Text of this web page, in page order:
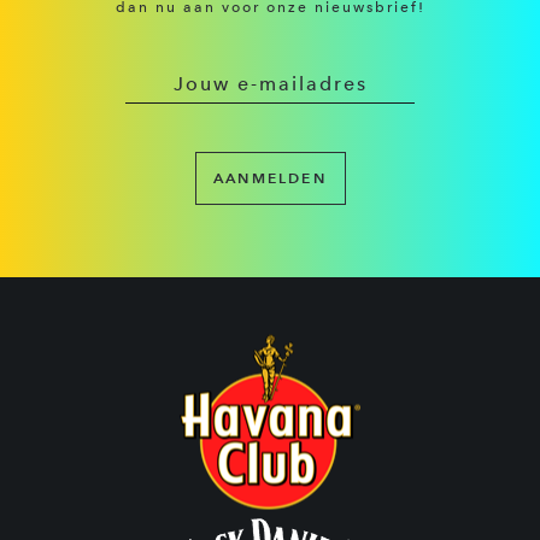
dan nu aan voor onze nieuwsbrief!
AANMELDEN